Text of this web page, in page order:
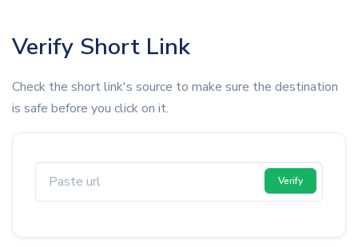
Verify Short Link
Check the short link's source to make sure the destination
is safe before you click on it.
Verify